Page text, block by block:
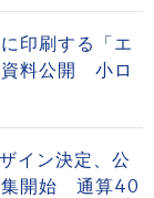
印刷する「エ
資料公開 小ロ
イン決定、公
集開始 通算40